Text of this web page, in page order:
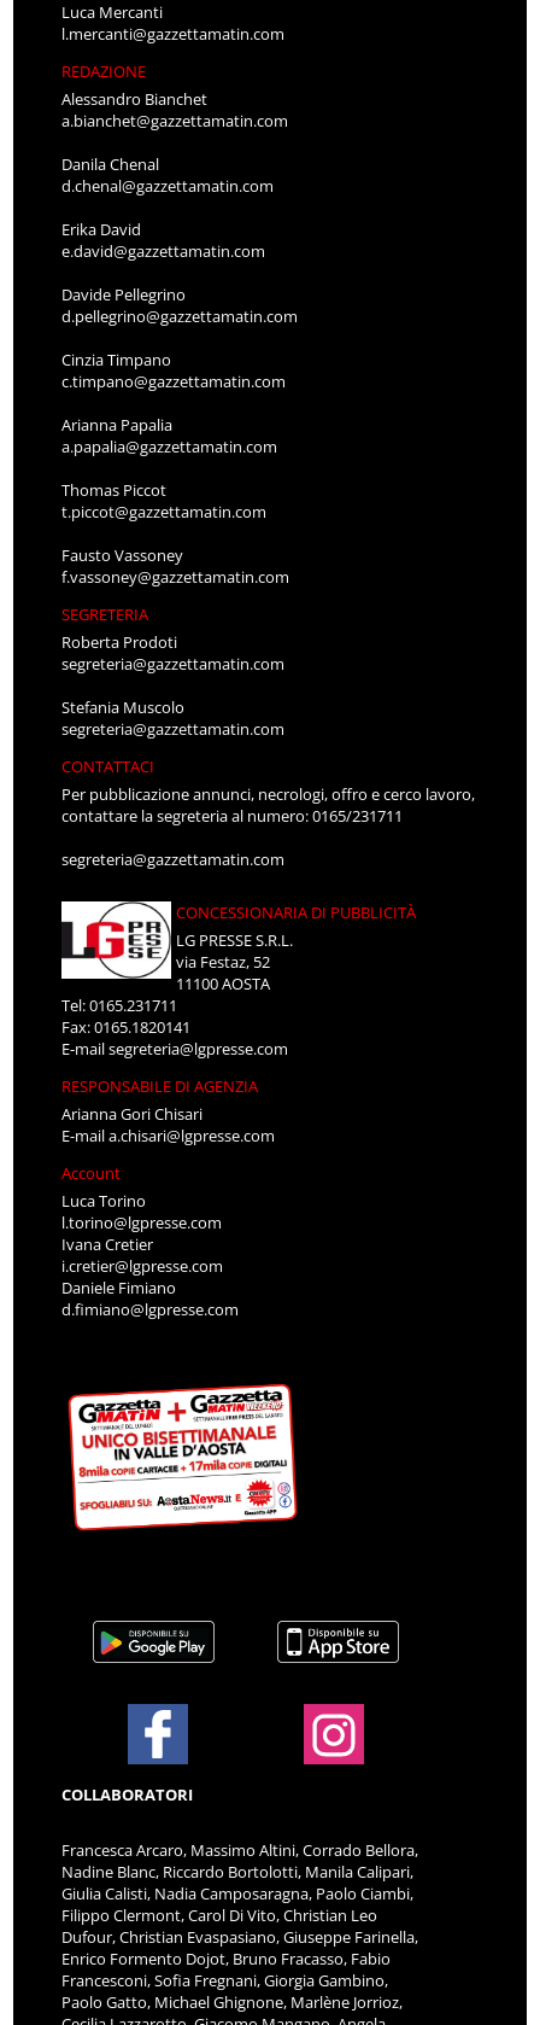
Luca Mercanti
l.mercanti@gazzettamatin.com
REDAZIONE
Alessandro Bianchet
a.bianchet@gazzettamatin.com
Danila Chenal
d.chenal@gazzettamatin.com
Erika David
e.david@gazzettamatin.com
Davide Pellegrino
d.pellegrino@gazzettamatin.com
Cinzia Timpano
c.timpano@gazzettamatin.com
Arianna Papalia
a.papalia@gazzettamatin.com
Thomas Piccot
t.piccot@gazzettamatin.com
Fausto Vassoney
f.vassoney@gazzettamatin.com
SEGRETERIA
Roberta Prodoti
segreteria@gazzettamatin.com
Stefania Muscolo
segreteria@gazzettamatin.com
CONTATTACI
Per pubblicazione annunci, necrologi, offro e cerco lavoro,
contattare la segreteria al numero: 0165/231711
segreteria@gazzettamatin.com
CONCESSIONARIA DI PUBBLICITÀ
LG PRESSE S.R.L.
via Festaz, 52
11100 AOSTA
Tel: 0165.231711
Fax: 0165.1820141
E-mailsegreteria@lgpresse.com
RESPONSABILE DI AGENZIA
Arianna Gori Chisari
E-maila.chisari@lgpresse.com
Account
Luca Torino
l.torino@lgpresse.com
Ivana Cretier
i.cretier@lgpresse.com
Daniele Fimiano
d.fimiano@lgpresse.com
COLLABORATORI
Francesca Arcaro, Massimo Altini, Corrado Bellora,
Nadine Blanc, Riccardo Bortolotti, Manila Calipari,
Giulia Calisti, Nadia Camposaragna, Paolo Ciambi,
Filippo Clermont, Carol Di Vito, Christian Leo
Dufour, Christian Evaspasiano, Giuseppe Farinella,
Enrico Formento Dojot, Bruno Fracasso, Fabio
Francesconi, Sofia Fregnani, Giorgia Gambino,
Paolo Gatto, Michael Ghignone, Marlène Jorrioz,